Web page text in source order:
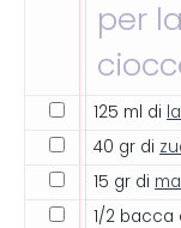
per
125 ml di
40 gr di
15 gr di
1/2 bacca